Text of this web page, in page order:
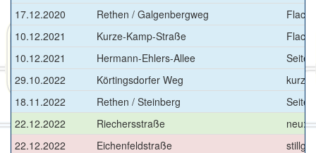
17.12.2020
Rethen / Galgenbergweg
10.12.2021
Kurze-Kamp-Straße
10.12.2021
Hermann-Ehlers-Allee
29.10.2022
Körtingsdorfer Weg
kurze
18.11.2022
Rethen / Steinberg
22.12.2022
Riechersstraße
neu:
22.12.2022
Eichenfeldstraße